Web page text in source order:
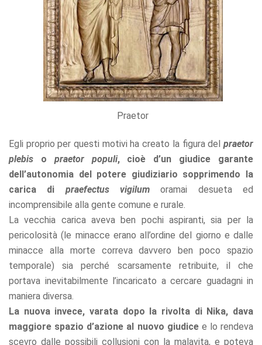
Praetor
Egli proprio per questi motivi ha creato la figura del praetor
plebis o praetor populi, cioè d’un giudice garante
dell’autonomia del potere giudiziario sopprimendo la
carica di praefectus vigilum oramai desueta ed
incomprensibile alla gente comune e rurale.
La vecchia carica aveva ben pochi aspiranti, sia per la
pericolosità (le minacce erano all’ordine del giorno e dalle
minacce alla morte correva davvero ben poco spazio
temporale) sia perché scarsamente retribuite, il che
portava inevitabilmente l’incaricato a cercare guadagni in
maniera diversa.
La nuova invece, varata dopo la rivolta di Nika, dava
maggiore spazio d’azione al nuovo giudicee lo rendeva
scevro dalle possibili collusioni con la malavita, e poteva